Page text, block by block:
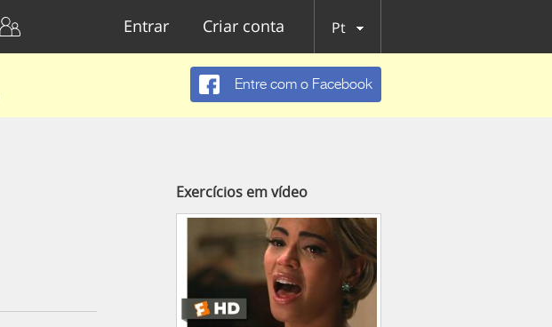
Entrar Criar conta Pt
Entre com o Facebook
Exercícios em vídeo